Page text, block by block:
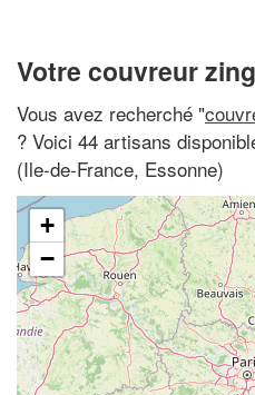
Votre couvreur
Vous avez recherché "
? Voici 44 artisans
(Ile-de-France, Essonne)
+
−